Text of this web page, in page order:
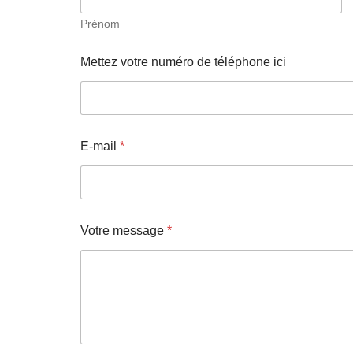
o
e
Prénom
Mettez votre numéro de téléphone ici
E-mail *
Votre message *